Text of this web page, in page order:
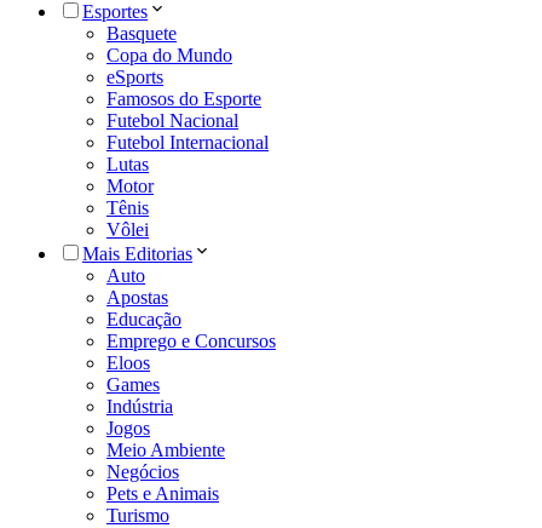
Esportes
Basquete
Copa do Mundo
eSports
Famosos do Esporte
Futebol Nacional
Futebol Internacional
Lutas
Motor
Tênis
Vôlei
Mais Editorias
Auto
Apostas
Educação
Emprego e Concursos
Eloos
Games
Indústria
Jogos
Meio Ambiente
Negócios
Pets e Animais
Turismo